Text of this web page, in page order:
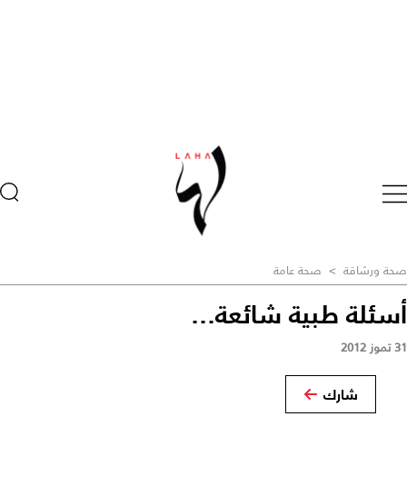
صحة ورشاقة > صحة عامة
أسئلة طبية شائعة...
31 تموز 2012
شارك